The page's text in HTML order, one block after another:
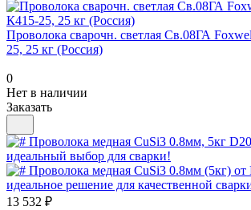
Проволока сварочн. светлая Св.08ГА
25, 25 кг (Россия)
0
Нет в наличии
Заказать
13 532 ₽